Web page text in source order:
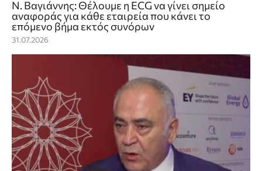
Ν. Βαγιάννης: Θέλουμε η ECG να γίνει σημείο
αναφοράς για κάθε εταιρεία που κάνει το
επόμενο βήμα εκτός συνόρων
31.07.2026